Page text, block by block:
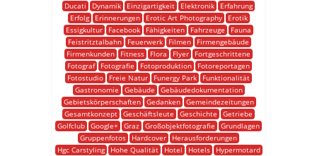
Ducati
Dynamik Einzigartigkeit Elektronik
Erfahrung
Erfolg
Erinnerungen Erotic Art Photography
Erotik
Essigkultur
Facebook Fähigkeiten Fahrzeuge
Fauna
Feistritztalbahn
Feuerwerk Filmen
Firmengebäude
Firmenkunden
Fitness Flora Flyer
Fortgeschrittene
Fotograf
Fotografie Fotoproduktion
Fotoreportagen
Fotostudio
Freie Natur Funergy Park
Funktionalität
Gastronomie
Gebäude
Gebäudedokumentation
Gebietskörperschaften
Gedanken
Gemeindezeitungen
Gesamtkonzept Geschäftsleute Geschichte
Getriebe
Golfclub Google+ Graz Großobjektfotografie
Grundlagen
Gruppenfotos
Hardcover
Herausforderungen
Hgc Carstyling
Hohe Qualität Hotel Hotels
Hypermotard